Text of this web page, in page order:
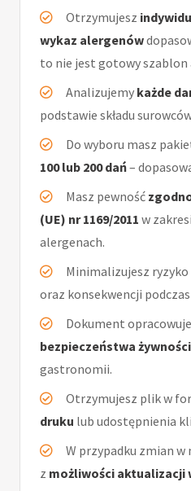
Otrzymujesz
wykaz alergenów
to nie jest gotowy
Analizujemy każde
podstawie składu
Do wyboru masz
100 lub 200 dań–
Masz pewność
(UE) nr 1169/2011 w
alergenach.
Minimalizujesz ryzyko
oraz konsekwencji
Dokument opracowuje
bezpieczeństwa żywności
gastronomii.
Otrzymujesz plik w
druku lub udostępnienia
W przypadku zmian
z możliwości aktualizacji